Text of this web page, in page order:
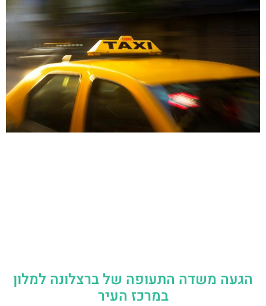
הגעה משדה התעופה של ברצלונה למלון
במרכז העיר